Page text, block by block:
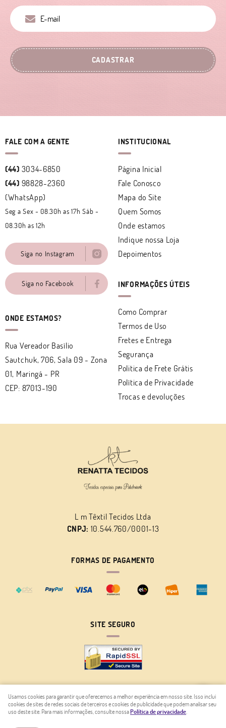
CADASTRAR
FALE COM A GENTE
(44) 3034-6850
(44) 98828-2360
(WhatsApp)
Seg a Sex - 08.30h as 17h Sáb -
08.30h as 12h
Siga no Instagram
Siga no Facebook
ONDE ESTAMOS?
Rua Vereador Basílio
Sautchuk, 706, Sala 09 - Zona
01, Maringá - PR
CEP: 87013-190
INSTITUCIONAL
Página Inicial
Fale Conosco
Mapa do Site
Quem Somos
Onde estamos
Indique nossa Loja
Depoimentos
INFORMAÇÕES ÚTEIS
Como Comprar
Termos de Uso
Fretes e Entrega
Segurança
Politica de Frete Grátis
Política de Privacidade
Trocas e devoluções
L m Têxtil Tecidos Ltda
CNPJ: 10.544.760/0001-13
FORMAS DE PAGAMENTO
SITE SEGURO
LOJA VIRTUAL CRIADA POR
Usamos cookies para garantir que oferecemos a melhor experiência em nosso site. Isso inclui
cookies de sites de redes sociais de terceiros e cookies de publicidade que podem analisar seu
uso deste site. Para mais informações, consulte nossaPolítica de privacidade.